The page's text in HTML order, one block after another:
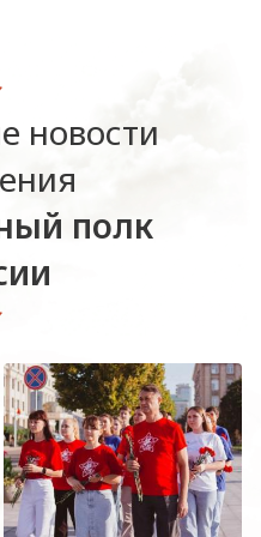
новости
полк